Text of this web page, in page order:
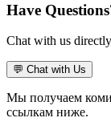
Have
Chat with us
💬 Chat with Us
Мы получаем
ссылкам ниже.